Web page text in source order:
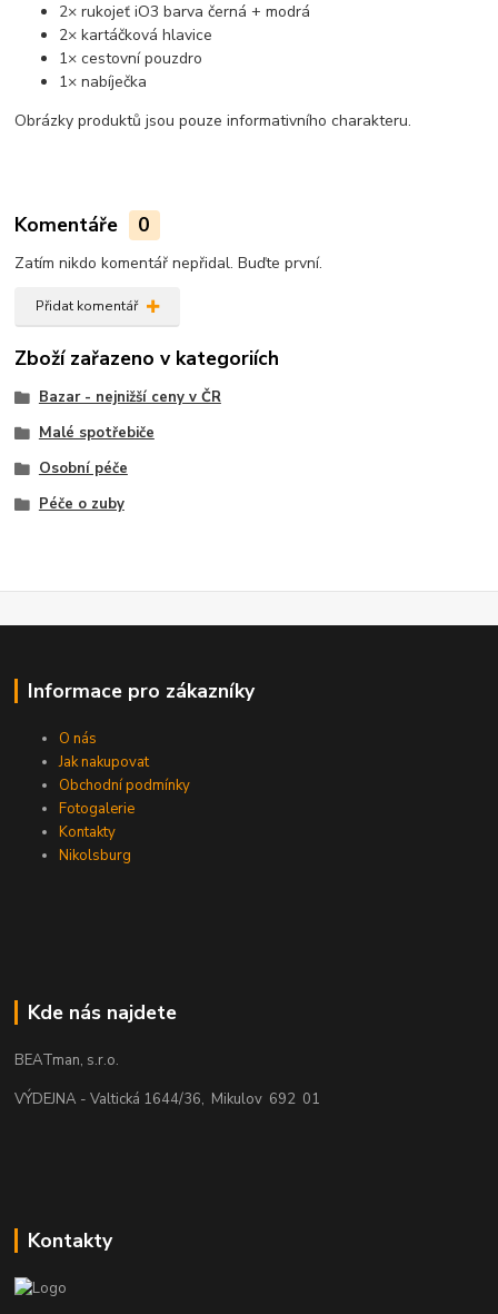
2× rukojeť iO3 barva černá + modrá
2× kartáčková hlavice
1× cestovní pouzdro
1× nabíječka
Obrázky produktů jsou pouze informativního charakteru.
Komentáře 0
Zatím nikdo komentář nepřidal. Buďte první.
Přidat komentář
Zboží zařazeno v kategoriích
Bazar - nejnižší ceny v ČR
Malé spotřebiče
Osobní péče
Péče o zuby
Informace pro zákazníky
O nás
Jak nakupovat
Obchodní podmínky
Fotogalerie
Kontakty
Nikolsburg
Kde nás najdete
BEATman, s.r.o.
VÝDEJNA - Valtická 1644/36, Mikulov 692 01
Kontakty